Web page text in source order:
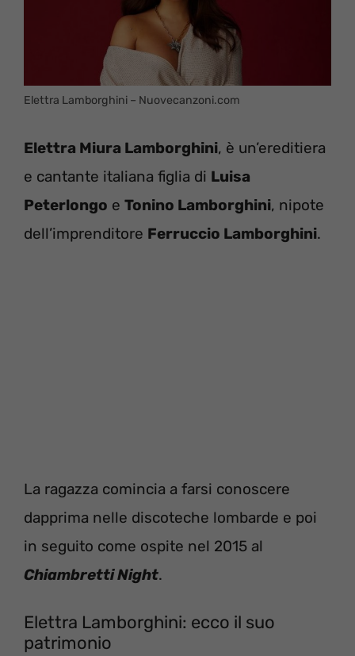
Elettra Lamborghini – Nuovecanzoni.com
Elettra Miura Lamborghini, è un’ereditiera
e cantante italiana figlia di Luisa
Peterlongo e Tonino Lamborghini, nipote
dell’imprenditore Ferruccio Lamborghini.
La ragazza comincia a farsi conoscere
dapprima nelle discoteche lombarde e poi
in seguito come ospite nel 2015 al
Chiambretti Night.
Elettra Lamborghini: ecco il suo
patrimonio